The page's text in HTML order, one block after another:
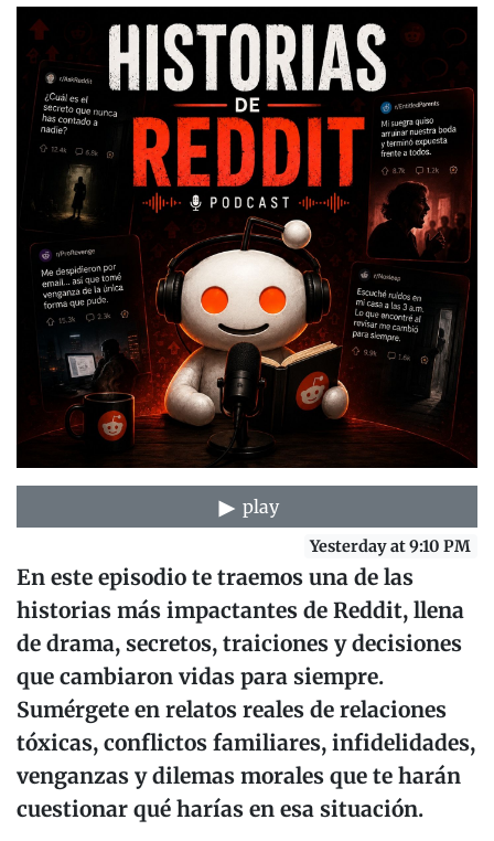
play
Yesterday at 9:10 PM
En este episodio te traemos una de las
historias más impactantes de Reddit, llena
de drama, secretos, traiciones y decisiones
que cambiaron vidas para siempre.
Sumérgete en relatos reales de relaciones
tóxicas, conflictos familiares, infidelidades,
venganzas y dilemas morales que te harán
cuestionar qué harías en esa situación.